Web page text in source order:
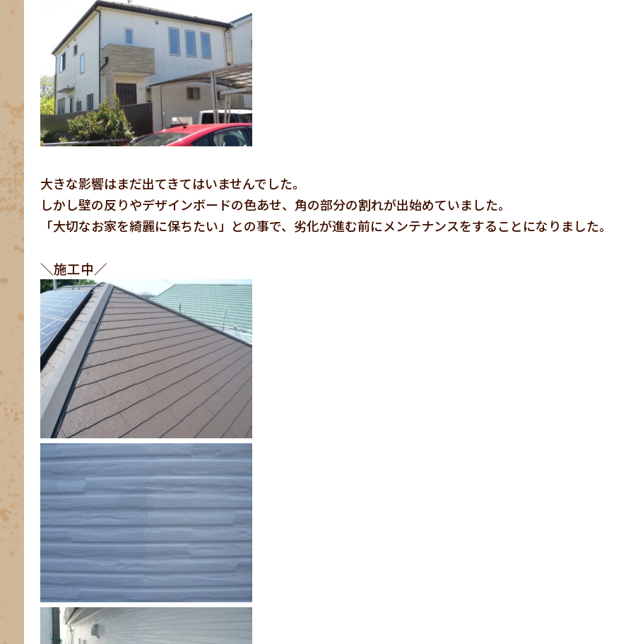
大きな影響はまだ出てきてはいませんでした。
しかし壁の反りやデザインボードの色あせ、角の部分の割れが出始めていました。
「大切なお家を綺麗に保ちたい」との事で、劣化が進む前にメンテナンスをすることになりました。
＼施工中／